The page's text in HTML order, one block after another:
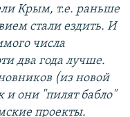
Крым, т.е. раньше
стали ездить. И
числа
два года лучше.
(из новой
и они "пилят бабло"
проекты.